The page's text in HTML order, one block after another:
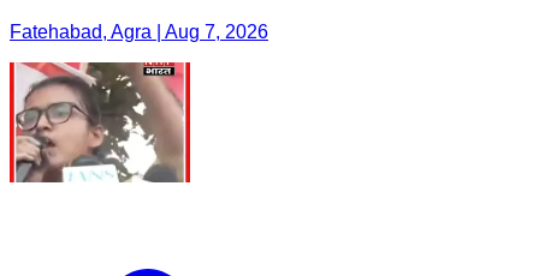
Fatehabad, Agra | Aug 7, 2026